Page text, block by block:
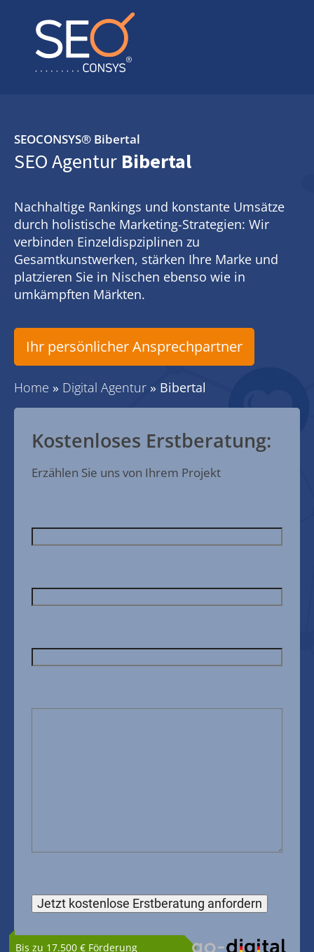
SEOCONSYS® Bibertal
SEO Agentur Bibertal
Nachhaltige Rankings und konstante Umsätze
durch holistische Marketing-Strategien: Wir
verbinden Einzeldispziplinen zu
Gesamtkunstwerken, stärken Ihre Marke und
platzieren Sie in Nischen ebenso wie in
umkämpften Märkten.
Ihr persönlicher Ansprechpartner
Home » Digital Agentur » Bibertal
Kostenloses Erstberatung:
Erzählen Sie uns von Ihrem Projekt
Bis zu 17.500 € Förderung